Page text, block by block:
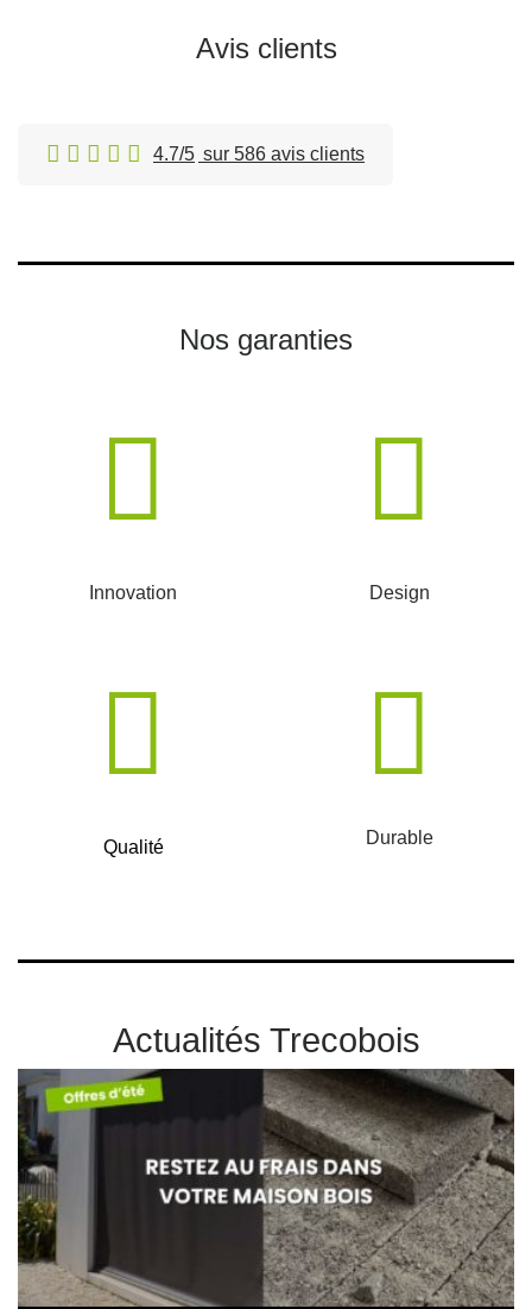
Avis clients
4.7/5 sur 586 avis clients
Nos garanties
Innovation Design
Qualité Durable
Actualités Trecobois